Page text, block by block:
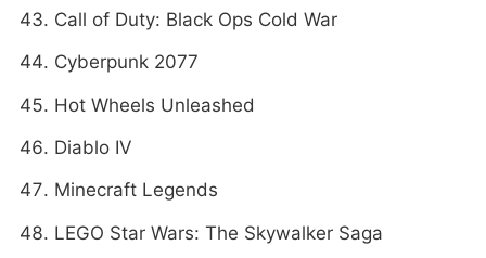
Call of Duty: Black Ops Cold War
Cyberpunk 2077
Hot Wheels Unleashed
Diablo IV
Minecraft Legends
LEGO Star Wars: The Skywalker Saga